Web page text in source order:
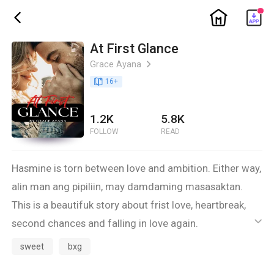
ic_back ic_home
At First Glance
Grace Ayana ic_arrow_right
book_age 16+
1.2K
FOLLOW
5.8K
READ
Hasmine is torn between love and ambition. Either way,
alin man ang pipiliin, may damdaming masasaktan.
This is a beautifuk story about frist love, heartbreak,
second chances and falling in love again.
ic_default
sweet bxg